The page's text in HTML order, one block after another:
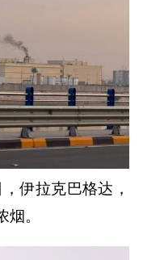
伊拉克巴格达，
。